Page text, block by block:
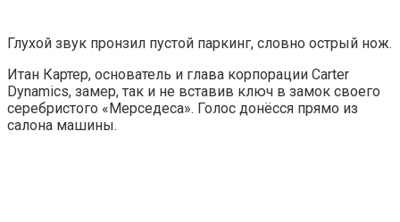
Глухой звук пронзил пустой паркинг, словно острый нож.
Итан Картер, основатель и глава корпорации Carter
Dynamics, замер, так и не вставив ключ в замок своего
серебристого «Мерседеса». Голос донёсся прямо из
салона машины.